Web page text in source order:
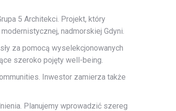
5 Architekci. Projekt, który
nadmorskiej Gdyni.
za pomocą wyselekcjonowanych
szeroko pojęty well-being.
Inwestor zamierza także
Planujemy wprowadzić szereg